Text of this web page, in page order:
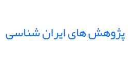
پژوهش های ایران شناسی